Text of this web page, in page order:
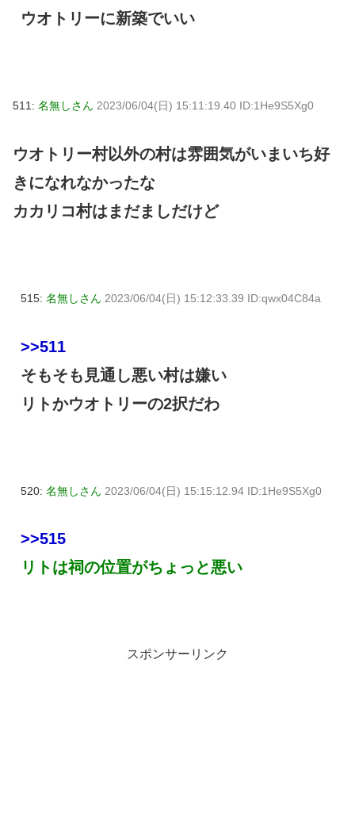
ウオトリーに新築でいい
511: 名無しさん 2023/06/04(日) 15:11:19.40 ID:1He9S5Xg0
ウオトリー村以外の村は雰囲気がいまいち好
きになれなかったな
カカリコ村はまだましだけど
515: 名無しさん 2023/06/04(日) 15:12:33.39 ID:qwx04C84a
>>511
そもそも見通し悪い村は嫌い
リトかウオトリーの2択だわ
520: 名無しさん 2023/06/04(日) 15:15:12.94 ID:1He9S5Xg0
>>515
リトは祠の位置がちょっと悪い
スポンサーリンク